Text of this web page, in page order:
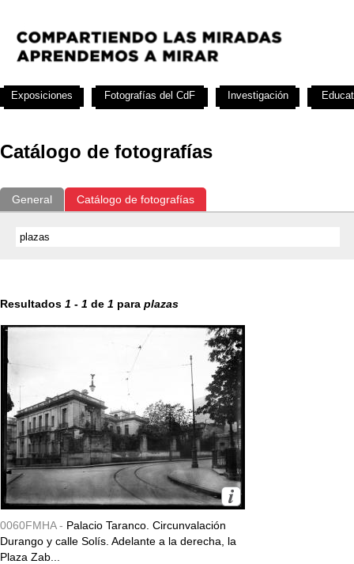
Catálogo de fotografías
General Catálogo de fotografías
Resultados 1 - 1 de 1 para plazas
0060FMHA - Palacio Taranco. Circunvalación
Durango y calle Solís. Adelante a la derecha, la
Plaza Zab...
Exposiciones Fotografías del CdF Investigación